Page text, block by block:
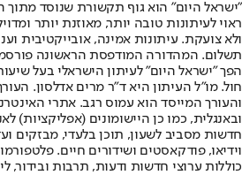
"ישראל היום" הוא גוף תקשורת שנוסד מתוך
ראוי לעיתונות טובה יותר, מאוזנת יותר
ולא צועקת. עיתונות אמינה, אובייקטיבית
הפך "ישראל היום" לעיתון הישראלי בעל
חול. מו"ל העיתון היא ד"ר מרים אדלסון.
והעורך המייסד הוא עמוס רגב. אתרי
חדשות מסביב לשעון, תוכן בלעדי, מבזקים
וידיאו, פודקאסטים ושידורים חיים.
כוללות ערוצי חדשות ודעות, תרבות ובידור,